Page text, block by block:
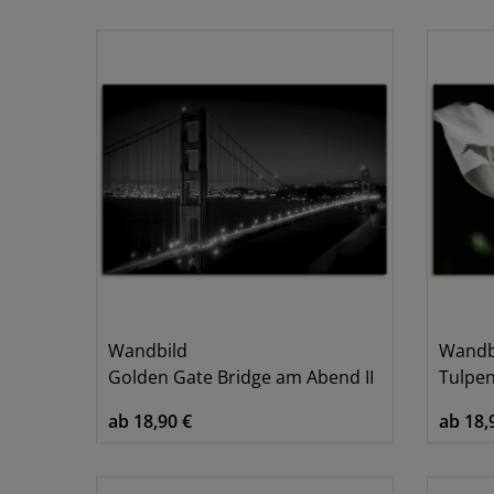
Wandbild
Golden Gate Bridge am Abend II
ab 18,90 €
ab